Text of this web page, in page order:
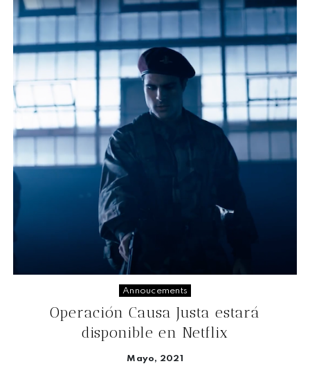
Annoucements
Operación Causa Justa estará
disponible en Netflix
Mayo, 2021